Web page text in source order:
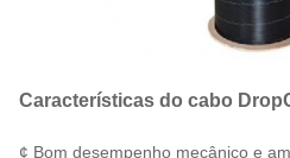
Características do cabo
¢ Bom desempenho mecânico e